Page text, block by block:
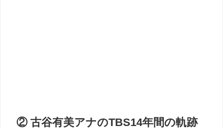
② 古谷有美アナのTBS14年間の軌跡